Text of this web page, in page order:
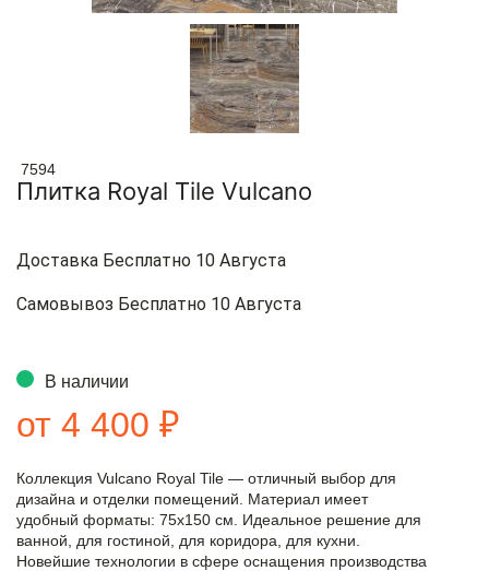
7594
Плитка Royal Tile Vulcano
Доставка Бесплатно 10 Августа
Самовывоз Бесплатно 10 Августа
В наличии
от 4 400 ₽
Коллекция Vulcano Royal Tile — отличный выбор для
дизайна и отделки помещений. Материал имеет
удобный форматы: 75x150 см. Идеальное решение для
ванной, для гостиной, для коридора, для кухни.
Новейшие технологии в сфере оснащения производства